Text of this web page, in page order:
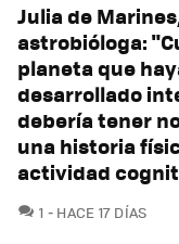
Julia de
astrobióloga:
planeta que
desarrollado
debería tener
una historia
actividad
1 COMENTARIOS
HACE 17 DÍAS